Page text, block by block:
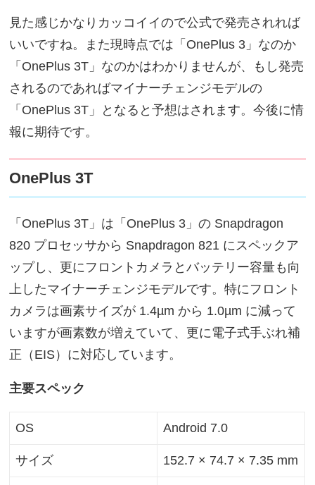
見た感じかなりカッコイイので公式で発売されれば
いいですね。また現時点では「OnePlus 3」なのか
「OnePlus 3T」なのかはわかりませんが、もし発売
されるのであればマイナーチェンジモデルの
「OnePlus 3T」となると予想はされます。今後に情
報に期待です。
OnePlus 3T
「OnePlus 3T」は「OnePlus 3」の Snapdragon
820 プロセッサから Snapdragon 821 にスペックア
ップし、更にフロントカメラとバッテリー容量も向
上したマイナーチェンジモデルです。特にフロント
カメラは画素サイズが 1.4µm から 1.0µm に減って
いますが画素数が増えていて、更に電子式手ぶれ補
正（EIS）に対応しています。
主要スペック
OS Android 7.0
サイズ 152.7 × 74.7 × 7.35 mm